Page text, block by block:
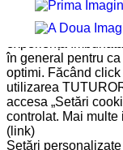
Pe site-ul nostru
experiență
în general pentru
optimi. Făcând click
utilizarea
accesa „Setări
controlat. Mai
(link)
Setări personalizate